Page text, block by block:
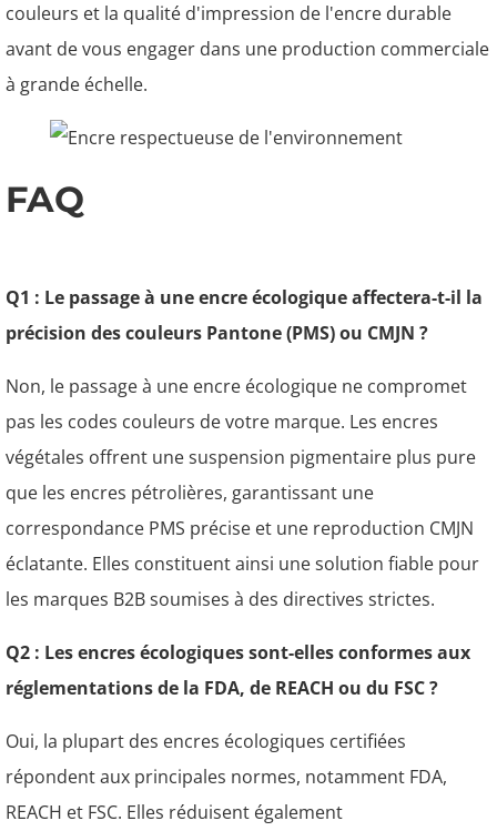
couleurs et la qualité d'impression de l'encre durable
avant de vous engager dans une production commerciale
à grande échelle.
FAQ
Q1 : Le passage à une encre écologique affectera-t-il la
précision des couleurs Pantone (PMS) ou CMJN ?
Non, le passage à une encre écologique ne compromet
pas les codes couleurs de votre marque. Les encres
végétales offrent une suspension pigmentaire plus pure
que les encres pétrolières, garantissant une
correspondance PMS précise et une reproduction CMJN
éclatante. Elles constituent ainsi une solution fiable pour
les marques B2B soumises à des directives strictes.
Q2 : Les encres écologiques sont-elles conformes aux
réglementations de la FDA, de REACH ou du FSC ?
Oui, la plupart des encres écologiques certifiées
répondent aux principales normes, notamment FDA,
REACH et FSC. Elles réduisent également